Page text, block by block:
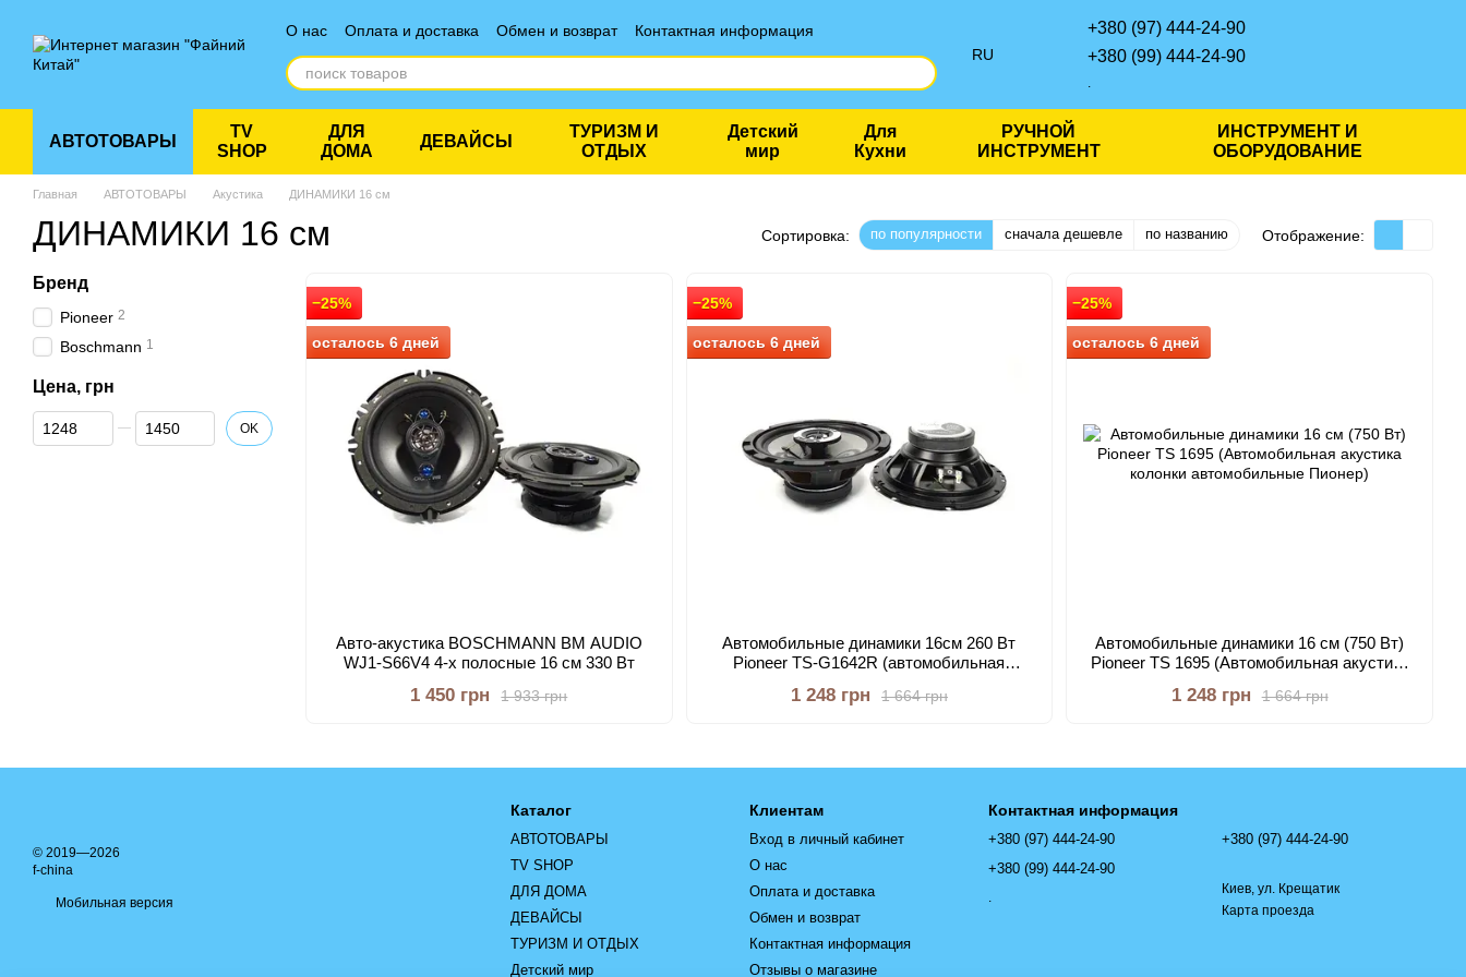
О нас Оплата и доставка Обмен и возврат
Контактная информация
Отзывы о магазине
RU
+380 (97) 444-24-90
+380 (99) 444-24-90
АВТОТОВАРЫ
TV
SHOP
ДЛЯ
ДОМА
ДЕВАЙСЫ
ТУРИЗМ И
ОТДЫХ
Детский
мир
Для
Кухни
РУЧНОЙ
ИНСТРУМЕНТ
ИНСТРУМЕНТ И
ОБОРУДОВАНИЕ
Главная АВТОТОВАРЫ Акустика ДИНАМИКИ 16 см
ДИНАМИКИ 16 см Сортировка: по популярности сначала дешевле по названию Отображение:
−25%
осталось 6 дней
Авто-акустика BOSCHMANN BM AUDIO
WJ1-S66V4 4-х полосные 16 см 330 Вт
1 933 грн
1 450 грн
−25%
осталось 6 дней
Автомобильные динамики 16см 260 Вт
Pioneer TS-G1642R (автомобильная
1 664 грн
1 248 грн
−25%
осталось 6 дней
Автомобильные динамики 16 см (750 Вт)
Pioneer TS 1695 (Автомобильная акустика
1 664 грн
1 248 грн
Бренд
Pioneer 2
Boschmann 1
Цена, грн
От Цена, грн
До Цена, грн OK
© 2019—2026
f-china
Мобильная версия
Каталог
АВТОТОВАРЫ
TV SHOP
ДЛЯ ДОМА
ДЕВАЙСЫ
ТУРИЗМ И ОТДЫХ
Детский мир
Клиентам
Вход в личный кабинет
О нас
Оплата и доставка
Обмен и возврат
Контактная информация
Отзывы о магазине
Контактная информация
+380 (97) 444-24-90
+380 (99) 444-24-90
.
+380 (97) 444-24-90
Киев, ул. Крещатик
Карта проезда